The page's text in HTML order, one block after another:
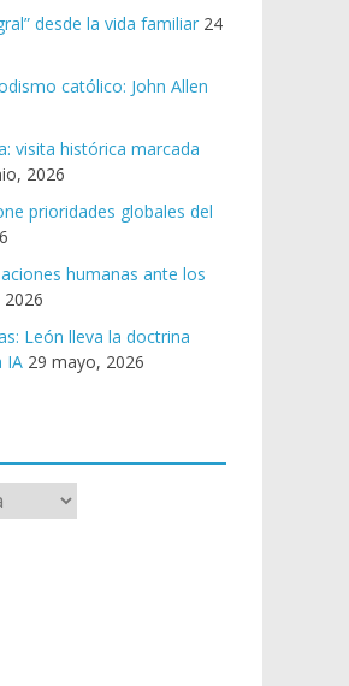
desde la vida familiar 24
católico: John Allen
visita histórica marcada
2026
prioridades globales del
humanas ante los
León lleva la doctrina
IA 29 mayo, 2026